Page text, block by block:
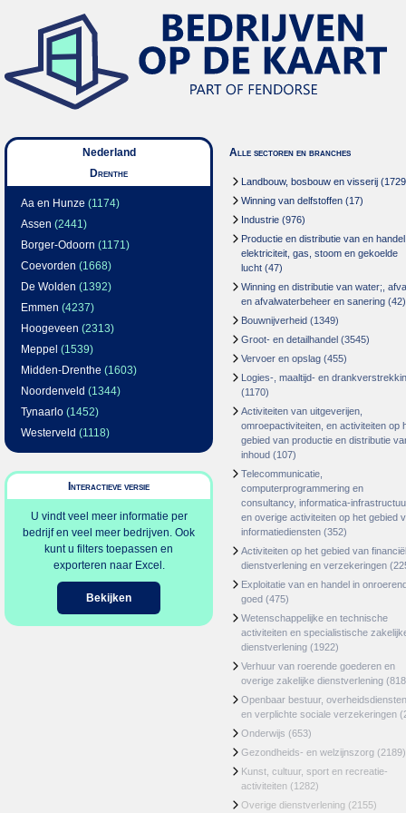
Nederland
Drenthe
Aa en Hunze (1174)
Assen (2441)
Borger-Odoorn (1171)
Coevorden (1668)
De Wolden (1392)
Emmen (4237)
Hoogeveen (2313)
Meppel (1539)
Midden-Drenthe (1603)
Noordenveld (1344)
Tynaarlo (1452)
Westerveld (1118)
Interactieve versie
U vindt veel meer informatie per
bedrijf en veel meer bedrijven. Ook
kunt u filters toepassen en
exporteren naar Excel.
Bekijken
Alle sectoren en branches
Landbouw, bosbouw en visserij
Winning van delfstoffen (17)
Industrie (976)
Productie en distributie van en
elektriciteit, gas, stoom en gekoelde
lucht (47)
Winning en distributie van water;,
en afvalwaterbeheer en sanering (42)
Bouwnijverheid (1349)
Groot- en detailhandel (3545)
Vervoer en opslag (455)
Logies-, maaltijd- en
(1170)
Activiteiten van uitgeverijen,
omroepactiviteiten, en activiteiten op
gebied van productie en distributie
inhoud (107)
Telecommunicatie,
computerprogrammering en
consultancy, informatica-
en overige activiteiten op het gebied
informatiediensten (352)
Activiteiten op het gebied van
dienstverlening en verzekeringen
Exploitatie van en handel in
goed (475)
Wetenschappelijke en technische
activiteiten en specialistische
dienstverlening (1922)
Verhuur van roerende goederen en
overige zakelijke dienstverlening
Openbaar bestuur, overheidsdiensten
en verplichte sociale verzekeringen
Onderwijs (653)
Gezondheids- en welzijnszorg (2189)
Kunst, cultuur, sport en recreatie-
activiteiten (1282)
Overige dienstverlening (2155)